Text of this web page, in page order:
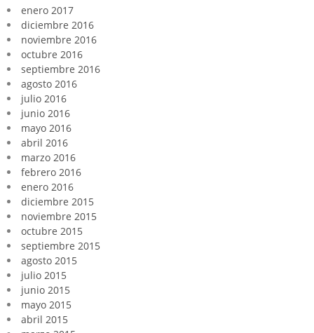
enero 2017
diciembre 2016
noviembre 2016
octubre 2016
septiembre 2016
agosto 2016
julio 2016
junio 2016
mayo 2016
abril 2016
marzo 2016
febrero 2016
enero 2016
diciembre 2015
noviembre 2015
octubre 2015
septiembre 2015
agosto 2015
julio 2015
junio 2015
mayo 2015
abril 2015